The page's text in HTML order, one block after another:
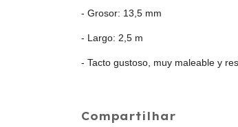
- Grosor: 13,5 mm
- Largo: 2,5 m
- Tacto gustoso, muy maleable y
Compartilhar